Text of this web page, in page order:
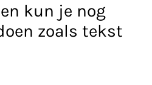
kun je nog
zoals tekst